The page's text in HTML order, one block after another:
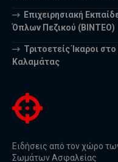
Επιχειρησιακή
Όπλων Πεζικού (ΒΙΝΤΕΟ)
Τριτοετείς Ίκαροι
Καλαμάτας
Ειδήσεις από τον χώρο
Σωμάτων Ασφαλείας